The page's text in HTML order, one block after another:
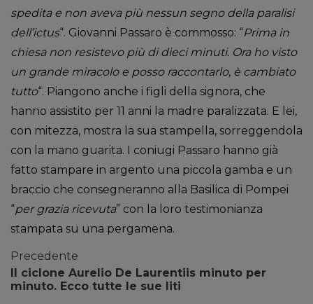
spedita e non aveva più nessun segno della paralisi
dell’ictus“. Giovanni Passaro è commosso: “Prima in
chiesa non resistevo più di dieci minuti. Ora ho visto
un grande miracolo e posso raccontarlo, è cambiato
tutto“. Piangono anche i figli della signora, che
hanno assistito per 11 anni la madre paralizzata. E lei,
con mitezza, mostra la sua stampella, sorreggendola
con la mano guarita. I coniugi Passaro hanno già
fatto stampare in argento una piccola gamba e un
braccio che consegneranno alla Basilica di Pompei
“per grazia ricevuta” con la loro testimonianza
stampata su una pergamena.
Precedente
Il ciclone Aurelio De Laurentiis minuto per
minuto. Ecco tutte le sue liti